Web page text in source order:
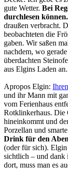
gute Wetter. Bei
durchlesen können.
draußen verbracht.
beobachteten die
gaben. Wir saßen
nachdem, wo
überdachten
aus Elgins Laden
Apropos Elgin:
und ihr Mann mit
vom Ferienhaus
Rotklinkerhaus. Die
hineinkommt und
Porzellan und
Drink für den
(oder für sich). Elgin
sichtlich – und dank
dort, muss man es